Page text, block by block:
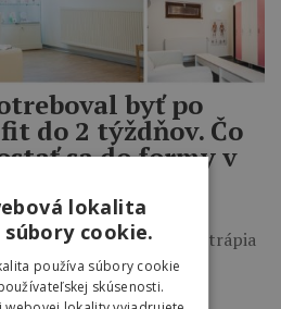
byť po
do 2 týždňov. Čo
sa do formy v
svalstva, šliach či kĺbov trápia
ľudí. Šport je
lokalita
súbory cookie.
používa súbory cookie
skúsenosti.